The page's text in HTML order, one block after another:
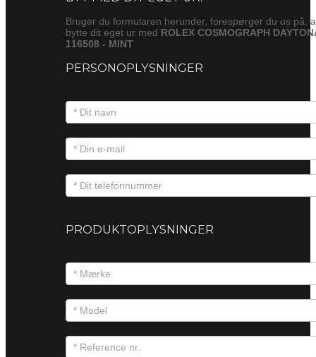
Bruger du formularen herunder, forespørger du os på,
bytte dit eget ur med ROLEX COSMOGRAPH
116508 - MINT
PERSONOPLYSNINGER
PRODUKTOPLYSNINGER